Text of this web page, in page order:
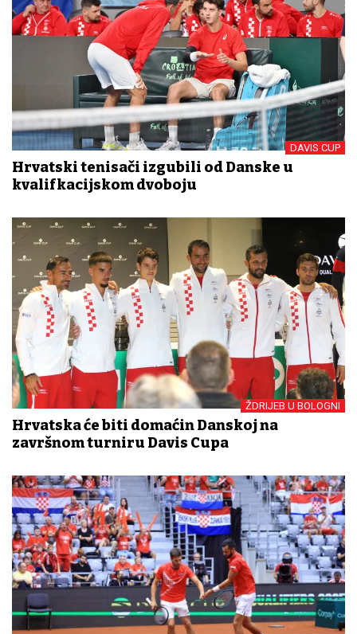
DAVIS CUP
Hrvatski tenisači izgubili od Danske u
kvalifkacijskom dvoboju
ŽDRIJEB U BOLOGNI
Hrvatska će biti domaćin Danskoj na
završnom turniru Davis Cupa